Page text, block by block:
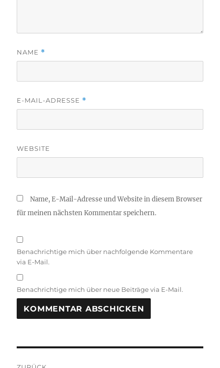
NAME *
E-MAIL-ADRESSE *
WEBSITE
Name, E-Mail-Adresse und Website in diesem Browser
für meinen nächsten Kommentar speichern.
Benachrichtige mich über nachfolgende Kommentare
via E-Mail.
Benachrichtige mich über neue Beiträge via E-Mail.